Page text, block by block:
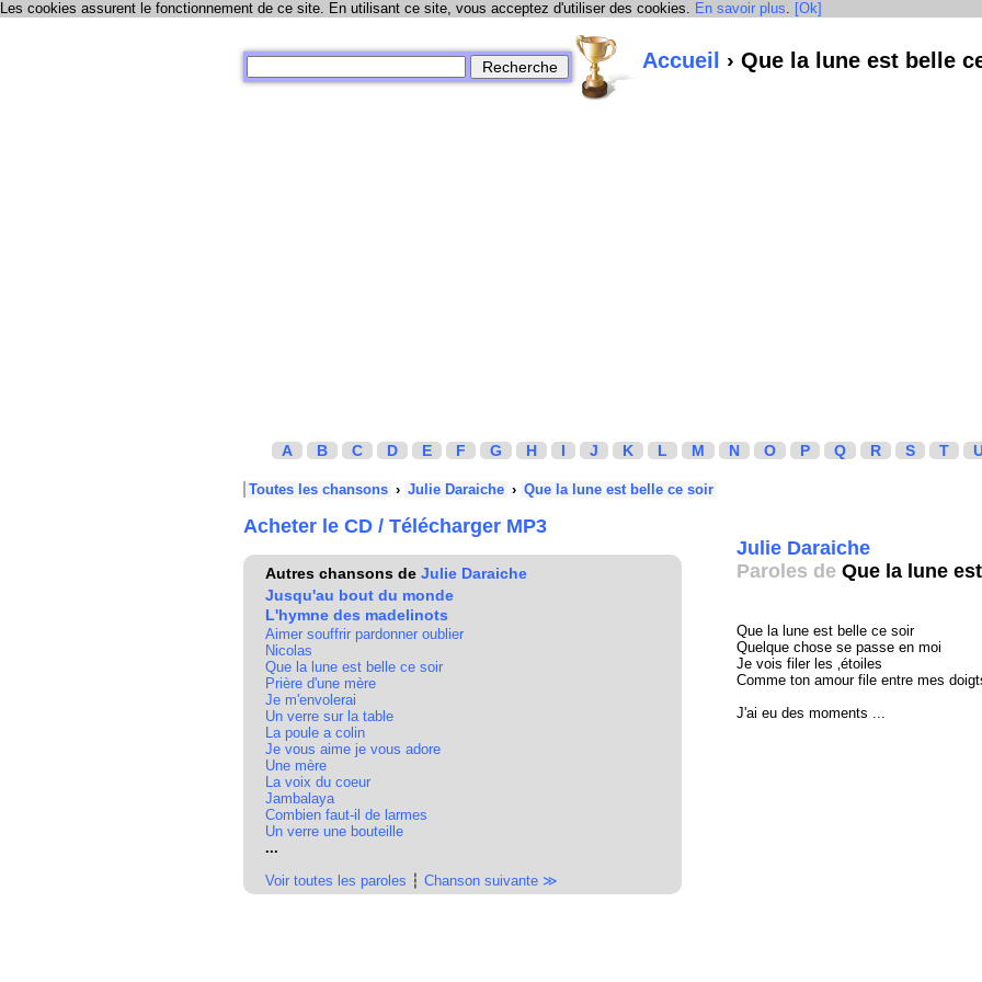
Les cookies assurent le fonctionnement de ce site. En utilisant ce site, vous acceptez d'utiliser des cookies. En savoir plus. [Ok]
Accueil › Que la lune est belle
A B C D E F G H I J K L M N O P Q R S T
Toutes les chansons › Julie Daraiche › Que la lune est belle ce soir
Acheter le CD / Télécharger MP3
Autres chansons de Julie Daraiche
Jusqu'au bout du monde
L'hymne des madelinots
Aimer souffrir pardonner oublier
Nicolas
Que la lune est belle ce soir
Prière d'une mère
Je m'envolerai
Un verre sur la table
La poule a colin
Je vous aime je vous adore
Une mère
La voix du coeur
Jambalaya
Combien faut-il de larmes
Un verre une bouteille
...
Voir toutes les paroles ┆ Chanson suivante ≫
Julie Daraiche
Paroles de Que la lune
Que la lune est belle ce soir
Quelque chose se passe en moi
Je vois filer les ‚étoiles
Comme ton amour file entre mes
J'ai eu des moments ...